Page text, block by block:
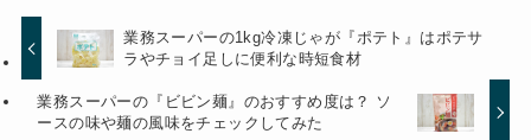
業務スーパーの1kg冷凍じゃが『ポテト』はポテサ
ラやチョイ足しに便利な時短食材
業務スーパーの『ビビン麺』のおすすめ度は？ ソ
ースの味や麺の風味をチェックしてみた